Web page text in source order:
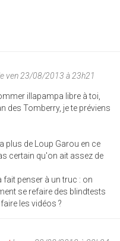
ven 23/08/2013 à 23h21
illapampa libre à toi,
des Tomberry, je te préviens
plus de Loup Garou en ce
certain qu'on ait assez de
penser à un truc : on
se refaire des blindtests
les vidéos ?